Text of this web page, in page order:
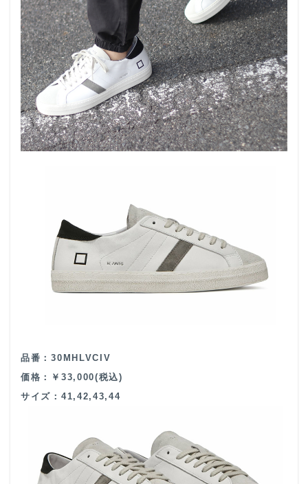
品番：30MHLVCIV
価格：￥33,000(税込)
サイズ：41,42,43,44